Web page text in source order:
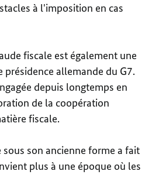
à l'imposition en cas
fiscale est également une
allemande du G7.
depuis longtemps en
de la coopération
fiscale.
sous son ancienne forme a fait
plus à une époque où les